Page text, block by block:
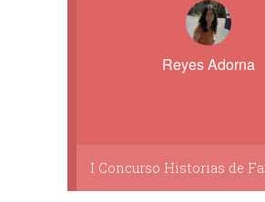
Reyes Adorna
I Concurso Historias de